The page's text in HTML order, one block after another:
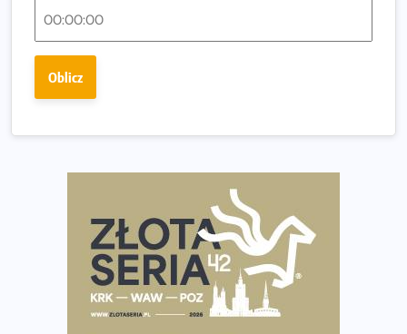
Fabrykanta. Organizatorzy odkrywają trasę dzień po
wybiera wyzwanie trzech największych maratonów w
Praska 5k Run gospodarzem Mistrzostw Polski
Największy Bieg Powstania Warszawskiego w historii.
Ponad 12 tysięcy uczestników pobiegło dla Bohaterów!
Tętno vs tempo – czym kierować się w bieganiu?
Co ma dużo białka? Produkty, które warto włączyć do
Rozbiegany Olsztyn szykuje się na weekend z
Oblicz